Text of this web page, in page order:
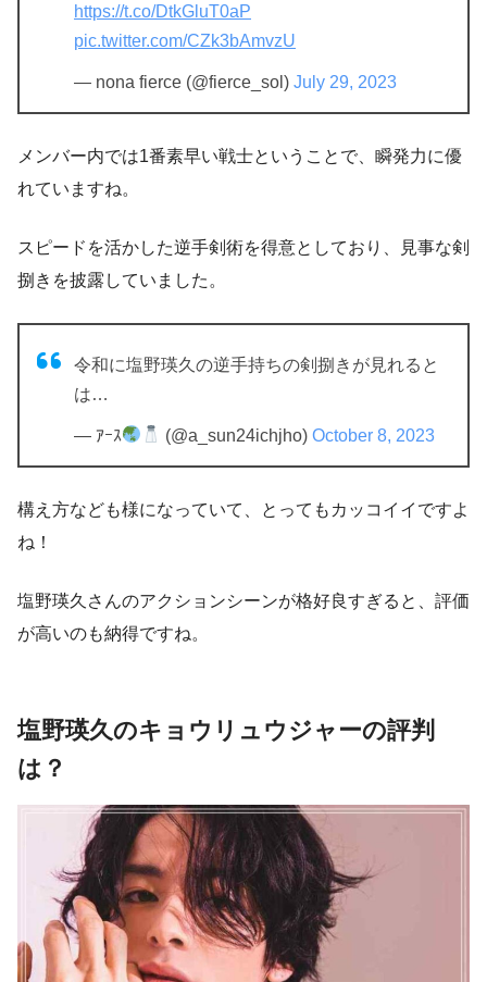
https://t.co/DtkGluT0aP
pic.twitter.com/CZk3bAmvzU
— nona fierce (@fierce_sol) July 29, 2023
メンバー内では1番素早い戦士ということで、瞬発力に優
れていますね。
スピードを活かした逆手剣術を得意としており、見事な剣
捌きを披露していました。
令和に塩野瑛久の逆手持ちの剣捌きが見れると
は…
— ｱｰｽ (@a_sun24ichjho)October 8, 2023
構え方なども様になっていて、 とってもカッコイイ ですよ
ね！
塩野瑛久さんのアクションシーンが格好良すぎると、評価
が高いのも納得ですね。
塩野瑛久のキョウリュウジャーの評判
は？